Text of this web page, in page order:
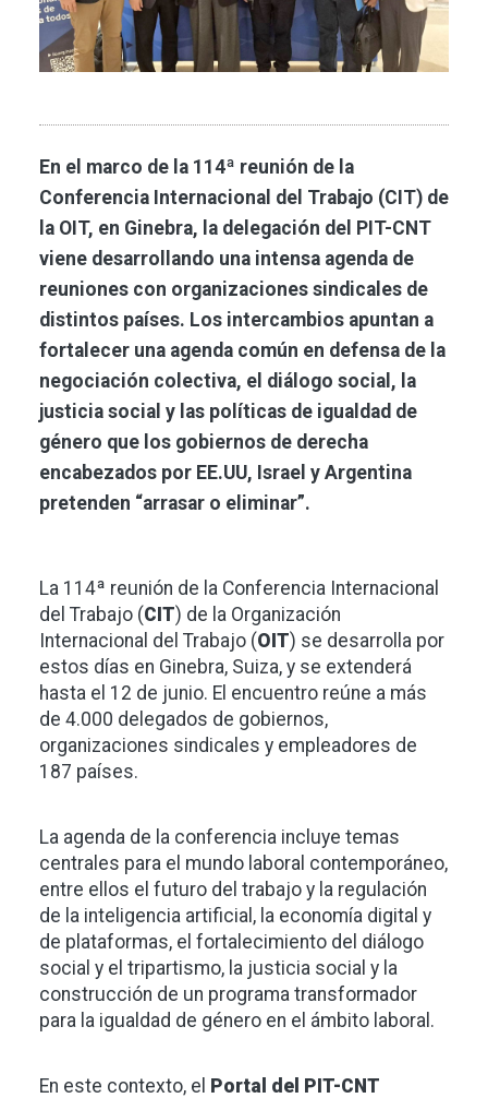
En el marco de la 114ª reunión de la
Conferencia Internacional del Trabajo (CIT) de
la OIT, en Ginebra, la delegación del PIT-CNT
viene desarrollando una intensa agenda de
reuniones con organizaciones sindicales de
distintos países. Los intercambios apuntan a
fortalecer una agenda común en defensa de la
negociación colectiva, el diálogo social, la
justicia social y las políticas de igualdad de
género que los gobiernos de derecha
encabezados por EE.UU, Israel y Argentina
pretenden “arrasar o eliminar”.
La 114ª reunión de la Conferencia Internacional
del Trabajo (CIT) de la Organización
Internacional del Trabajo (OIT) se desarrolla por
estos días en Ginebra, Suiza, y se extenderá
hasta el 12 de junio. El encuentro reúne a más
de 4.000 delegados de gobiernos,
organizaciones sindicales y empleadores de
187 países.
La agenda de la conferencia incluye temas
centrales para el mundo laboral contemporáneo,
entre ellos el futuro del trabajo y la regulación
de la inteligencia artificial, la economía digital y
de plataformas, el fortalecimiento del diálogo
social y el tripartismo, la justicia social y la
construcción de un programa transformador
para la igualdad de género en el ámbito laboral.
En este contexto, el Portal del PIT-CNT